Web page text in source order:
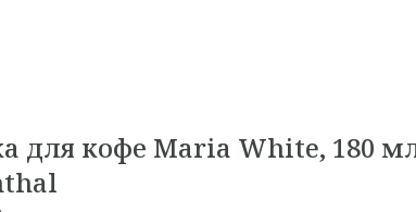
для кофе Maria White, 180